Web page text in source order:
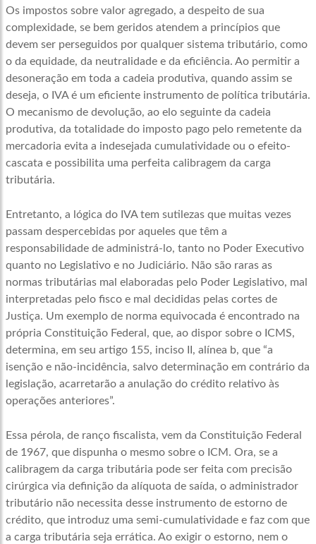
Os impostos sobre valor agregado, a despeito de sua
complexidade, se bem geridos atendem a princípios que
devem ser perseguidos por qualquer sistema tributário, como
o da equidade, da neutralidade e da eficiência. Ao permitir a
desoneração em toda a cadeia produtiva, quando assim se
deseja, o IVA é um eficiente instrumento de política tributária.
O mecanismo de devolução, ao elo seguinte da cadeia
produtiva, da totalidade do imposto pago pelo remetente da
mercadoria evita a indesejada cumulatividade ou o efeito-
cascata e possibilita uma perfeita calibragem da carga
tributária.
Entretanto, a lógica do IVA tem sutilezas que muitas vezes
passam despercebidas por aqueles que têm a
responsabilidade de administrá-lo, tanto no Poder Executivo
quanto no Legislativo e no Judiciário. Não são raras as
normas tributárias mal elaboradas pelo Poder Legislativo, mal
interpretadas pelo fisco e mal decididas pelas cortes de
Justiça. Um exemplo de norma equivocada é encontrado na
própria Constituição Federal, que, ao dispor sobre o ICMS,
determina, em seu artigo 155, inciso II, alínea b, que “a
isenção e não-incidência, salvo determinação em contrário da
legislação, acarretarão a anulação do crédito relativo às
operações anteriores”.
Essa pérola, de ranço fiscalista, vem da Constituição Federal
de 1967, que dispunha o mesmo sobre o ICM. Ora, se a
calibragem da carga tributária pode ser feita com precisão
cirúrgica via definição da alíquota de saída, o administrador
tributário não necessita desse instrumento de estorno de
crédito, que introduz uma semi-cumulatividade e faz com que
a carga tributária seja errática. Ao exigir o estorno, nem o